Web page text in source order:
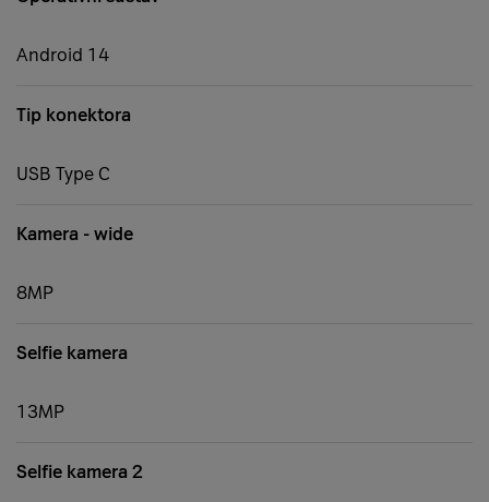
Android 14
Tip konektora
USB Type C
Kamera - wide
8MP
Selfie kamera
13MP
Selfie kamera 2